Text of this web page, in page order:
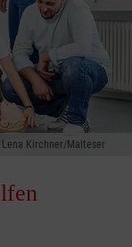
Lena Kirchner/Malteser